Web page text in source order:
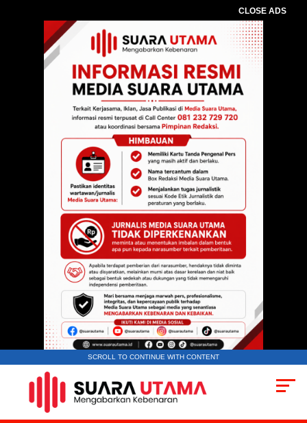
CLOSE ADS
SCROLL TO CONTINUE WITH CONTENT